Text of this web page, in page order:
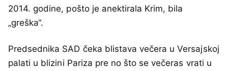
2014. godine, pošto je anektirala Krim, bila
„greška“.
Predsednika SAD čeka blistava večera u Versajskoj
palati u blizini Pariza pre no što se večeras vrati u